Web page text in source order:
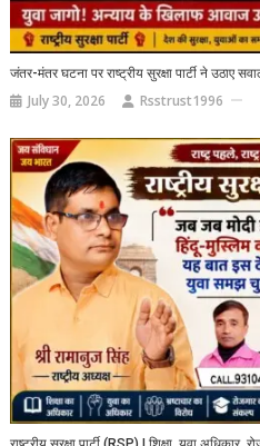
जंतर-मंतर घटना पर राष्ट्रीय सुरक्षा पार्टी ने उठाए
July 30, 2026 Rsstrust1996